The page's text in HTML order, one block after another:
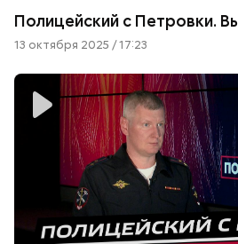
Полицейский с Петровки.
13 октября 2025 / 17:23